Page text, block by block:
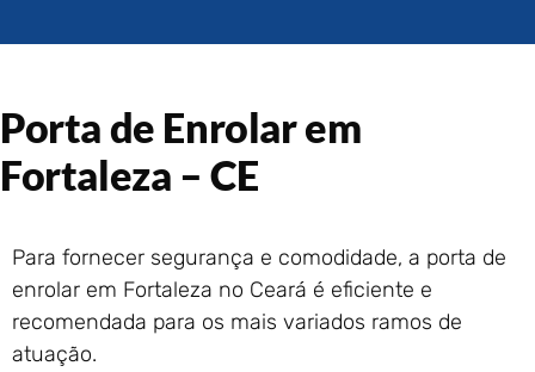
Enrolar em Rio das Ostras –
Enrolar em Queimados – RJ
Enrolar em Paraty – RJ
Portão de Garagem de
Enrolar em Nova Iguaçu – RJ
Portão de Garagem de
Porta de Enrolar em
Fortaleza – CE
Para fornecer segurança e comodidade, a porta de
enrolar em Fortaleza no Ceará é eficiente e
recomendada para os mais variados ramos de
atuação.